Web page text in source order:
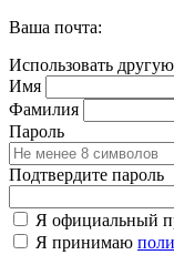
Ваша почта:
Использовать
Имя
Фамилия
Пароль
Подтвердите пароль
Я официальный
Я принимаю